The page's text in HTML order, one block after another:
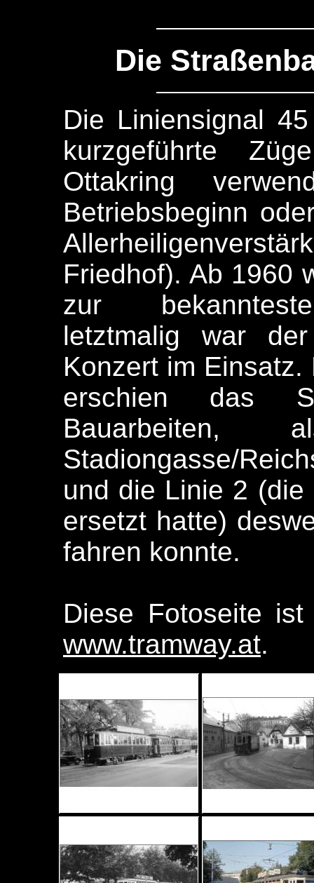
Die
Die Liniensignal
kurzgeführte
Ottakring
Betriebsbeginn
Friedhof). Ab 1960
zur
letztmalig war
Konzert im
erschien das
Bauarbeiten,
Stadiongasse/
und die Linie 2 (die
ersetzt hatte)
fahren konnte.
Diese Fotoseite
www.tramway.at.